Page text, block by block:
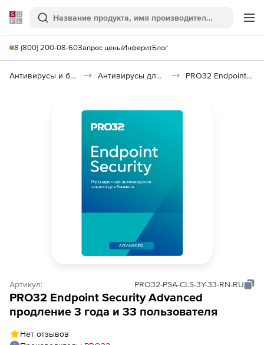
Softline
Поиск
8 (800) 200-08-60Запрос ценыИнферитБлог
Антивирусы и безопасность Антивирусы для организаций PRO32 Endpoint Security Advanced
Артикул: PRO32-PSA-CLS-3Y-33-RN-RU
PRO32 Endpoint Security Advanced
продление 3 года и 33 пользователя
Нет отзывов